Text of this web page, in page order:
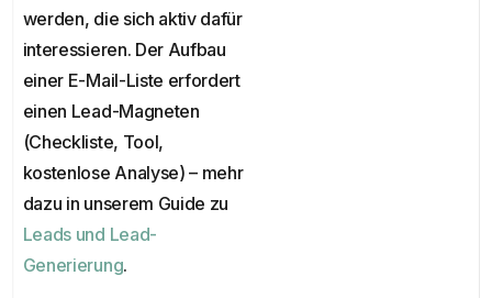
werden, die sich aktiv dafür
interessieren. Der Aufbau
einer E-Mail-Liste erfordert
einen Lead-Magneten
(Checkliste, Tool,
kostenlose Analyse) – mehr
dazu in unserem Guide zu
Leads und Lead-
Generierung.